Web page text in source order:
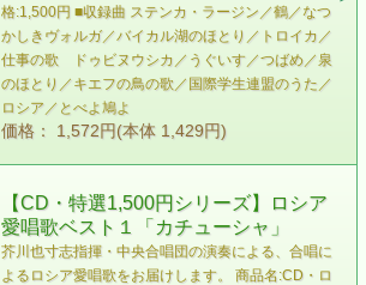
格:1,500円 ■収録曲 ステンカ・ラージン／鶴／なつ
かしきヴォルガ／バイカル湖のほとり／トロイカ／
仕事の歌 ドゥビヌウシカ／うぐいす／つばめ／泉
のほとり／キエフの鳥の歌／国際学生連盟のうた／
ロシア／とべよ鳩よ
価格： 1,572円(本体 1,429円)
【CD・特選1,500円シリーズ】ロシア
愛唱歌ベスト１「カチューシャ」
芥川也寸志指揮・中央合唱団の演奏による、合唱に
よるロシア愛唱歌をお届けします。 商品名:CD・ロ